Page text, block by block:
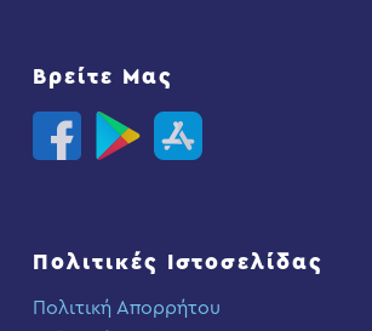
Βρείτε Μας
Πολιτικές Ιστοσελίδας
Πολιτική Απορρήτου